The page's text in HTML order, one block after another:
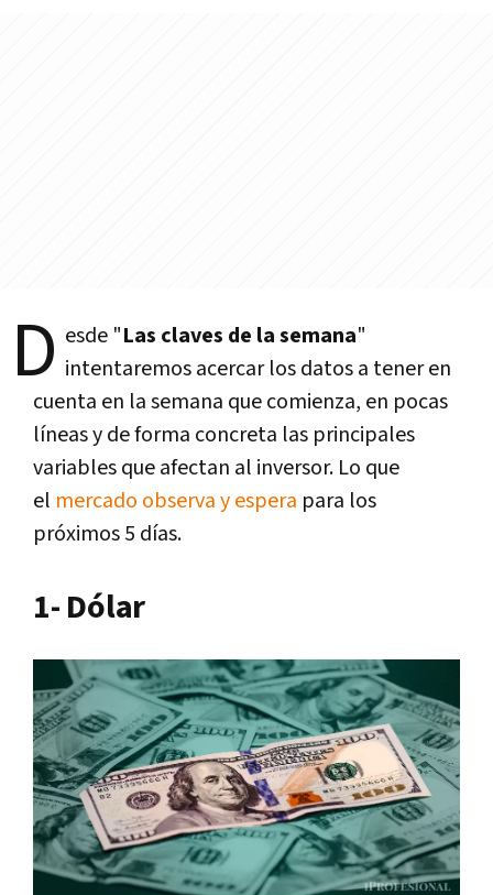
D esde "Las claves de la semana"
intentaremos acercar los datos a tener en
cuenta en la semana que comienza, en pocas
líneas y de forma concreta las principales
variables que afectan al inversor. Lo que
el mercado observa y espera para los
próximos 5 días.
1- Dólar